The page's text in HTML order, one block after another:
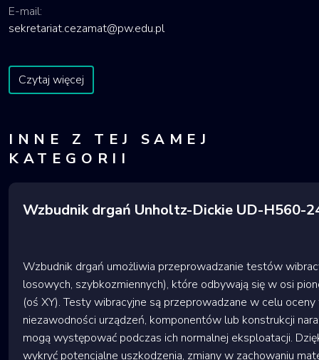
E-mail:
sekretariat.cezamat@pw.edu.pl
Czytaj więcej
INNE Z TEJ SAMEJ
KATEGORII
Wzbudnik drgań Unholtz-Dickie UD-H560-
Wzbudnik drgań umożliwia przeprowadzanie testów
losowych, szybkozmiennych), które odbywają się w osi
(oś XY). Testy wibracyjne są przeprowadzane w celu
niezawodności urządzeń, komponentów lub konstrukcji
mogą występować podczas ich normalnej eksploatacji.
wykryć potencjalne uszkodzenia, zmiany w zachowaniu